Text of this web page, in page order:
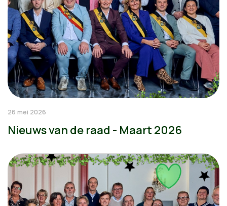
26 mei 2026
Nieuws van de raad - Maart 2026